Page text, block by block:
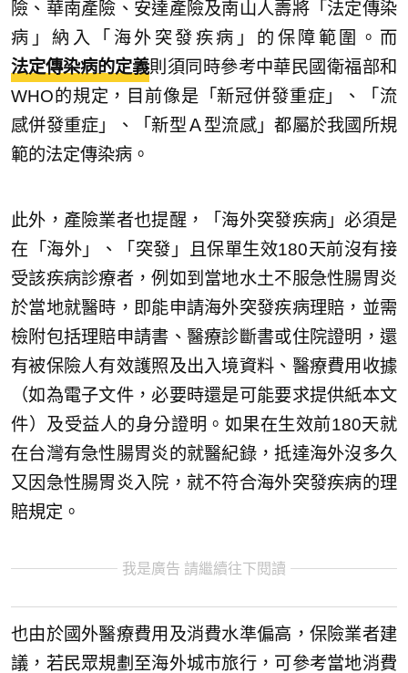
險、華南產險、安達產險及南山人壽將「法定傳染
病」納入「海外突發疾病」的保障範圍。而
法定傳染病的定義則須同時參考中華民國衛福部和
WHO的規定，目前像是「新冠併發重症」、「流
感併發重症」、「新型Ａ型流感」都屬於我國所規
範的法定傳染病。
此外，產險業者也提醒，「海外突發疾病」必須是
在「海外」、「突發」且保單生效180天前沒有接
受該疾病診療者，例如到當地水土不服急性腸胃炎
於當地就醫時，即能申請海外突發疾病理賠，並需
檢附包括理賠申請書、醫療診斷書或住院證明，還
有被保險人有效護照及出入境資料、醫療費用收據
（如為電子文件，必要時還是可能要求提供紙本文
件）及受益人的身分證明。如果在生效前180天就
在台灣有急性腸胃炎的就醫紀錄，抵達海外沒多久
又因急性腸胃炎入院，就不符合海外突發疾病的理
賠規定。
我是廣告 請繼續往下閱讀
也由於國外醫療費用及消費水準偏高，保險業者建
議，若民眾規劃至海外城市旅行，可參考當地消費